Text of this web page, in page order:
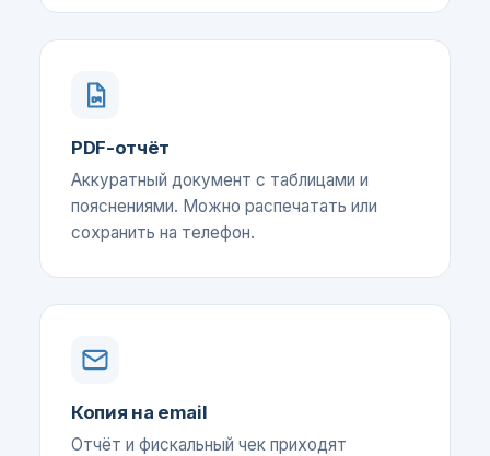
PDF-отчёт
Аккуратный документ с таблицами и
пояснениями. Можно распечатать или
сохранить на телефон.
Копия на email
Отчёт и фискальный чек приходят